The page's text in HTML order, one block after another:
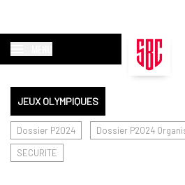
JEUX OLYMPIQUES
Dossier P2024 Dossier P2024
SECURITE